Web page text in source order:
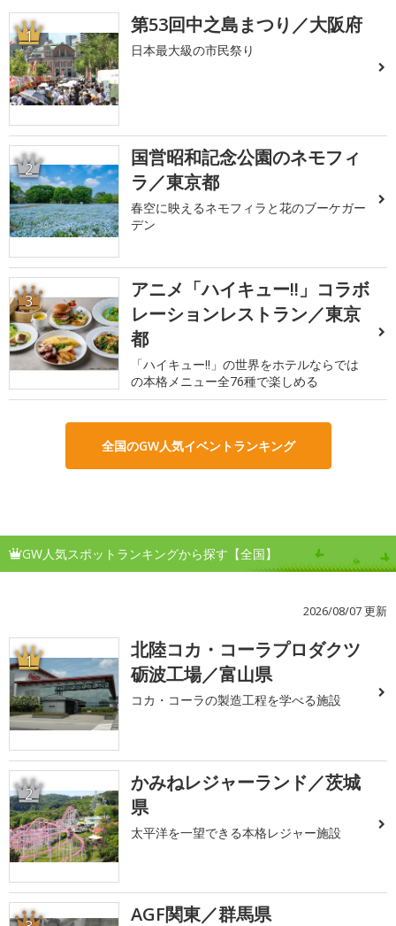
1 第53回中之島まつり／大阪府
日本最大級の市民祭り
2
国営昭和記念公園のネモフィ
ラ／東京都
春空に映えるネモフィラと花のブーケガー
デン
3
アニメ「ハイキュー!!」コラボ
レーションレストラン／東京
都
「ハイキュー!!」の世界をホテルならでは
の本格メニュー全76種で楽しめる
全国のGW人気イベントランキング
GW人気スポットランキングから探す【全国】
2026/08/07 更新
1
北陸コカ・コーラプロダクツ
砺波工場／富山県
コカ・コーラの製造工程を学べる施設
2
かみねレジャーランド／茨城
県
太平洋を一望できる本格レジャー施設
AGF関東／群馬県